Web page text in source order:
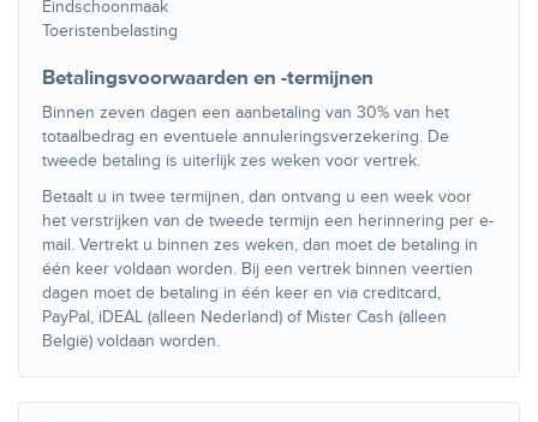
Eindschoonmaak
Toeristenbelasting
Betalingsvoorwaarden en -termijnen
Binnen zeven dagen een aanbetaling van 30% van het
totaalbedrag en eventuele annuleringsverzekering. De
tweede betaling is uiterlijk zes weken voor vertrek.
Betaalt u in twee termijnen, dan ontvang u een week voor
het verstrijken van de tweede termijn een herinnering per e-
mail. Vertrekt u binnen zes weken, dan moet de betaling in
één keer voldaan worden. Bij een vertrek binnen veertien
dagen moet de betaling in één keer en via creditcard,
PayPal, iDEAL (alleen Nederland) of Mister Cash (alleen
België) voldaan worden.